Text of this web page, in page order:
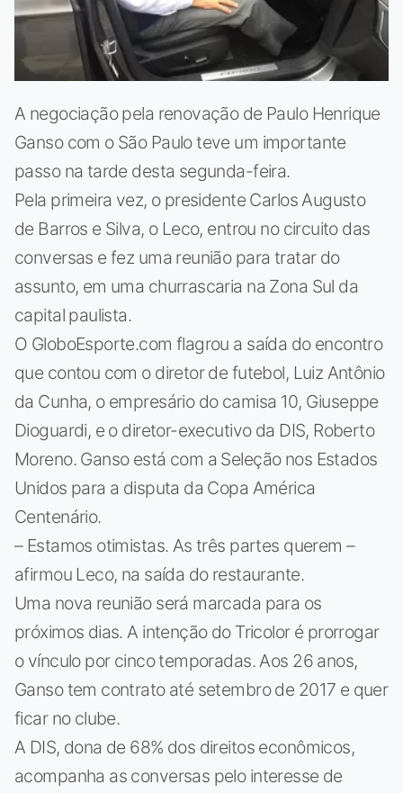
A negociação pela renovação de Paulo Henrique
Ganso com o São Paulo teve um importante
passo na tarde desta segunda-feira.
Pela primeira vez, o presidente Carlos Augusto
de Barros e Silva, o Leco, entrou no circuito das
conversas e fez uma reunião para tratar do
assunto, em uma churrascaria na Zona Sul da
capital paulista.
O GloboEsporte.com flagrou a saída do encontro
que contou com o diretor de futebol, Luiz Antônio
da Cunha, o empresário do camisa 10, Giuseppe
Dioguardi, e o diretor-executivo da DIS, Roberto
Moreno. Ganso está com a Seleção nos Estados
Unidos para a disputa da Copa América
Centenário.
– Estamos otimistas. As três partes querem –
afirmou Leco, na saída do restaurante.
Uma nova reunião será marcada para os
próximos dias. A intenção do Tricolor é prorrogar
o vínculo por cinco temporadas. Aos 26 anos,
Ganso tem contrato até setembro de 2017 e quer
ficar no clube.
A DIS, dona de 68% dos direitos econômicos,
acompanha as conversas pelo interesse de